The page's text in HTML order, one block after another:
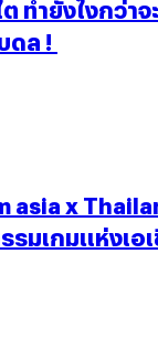
ทำยังไงกว่าจ
ดล !
asia x
รมเกมแห่งเอ
วามสำเร็จ